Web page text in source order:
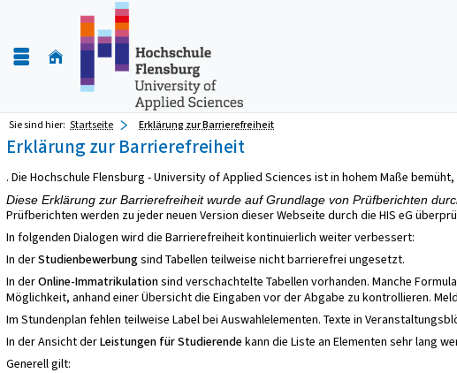
Sie sind hier: Startseite Erklärung zur Barrierefreiheit
Erklärung zur Barrierefreiheit
. Die Hochschule Flensburg - University of Applied Sciences ist in hohem Maße
Diese Erklärung zur Barrierefreiheit wurde auf Grundlage von Prüfberichten
Prüfberichten werden zu jeder neuen Version dieser Webseite durch die HIS eG
In folgenden Dialogen wird die Barrierefreiheit kontinuierlich weiter verbessert:
In derStudienbewerbungsind Tabellen teilweise nicht barrierefrei ungesetzt.
In derOnline-Immatrikulationsind verschachtelte Tabellen vorhanden. Manche
Möglichkeit, anhand einer Übersicht die Eingaben vor der Abgabe zu kontrollieren.
Im Stundenplan fehlen teilweise Label bei Auswahlelementen. Texte in
In der Ansicht derLeistungen für Studierendekann die Liste an Elementen sehr lang
Generell gilt: